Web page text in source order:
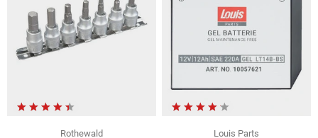
Rothewald
Louis Parts